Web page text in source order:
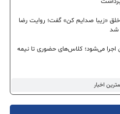
اخبار
«زیبا صدایم کن» گفت؛ روایت رضا
شد
اجرا می‌شود؛ کلاس‌های حضوری تا نیمه